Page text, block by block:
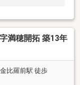
満穂開拓 築13年
比羅前駅 徒歩